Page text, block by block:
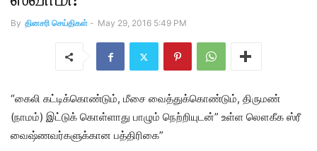
By தினசரி செய்திகள் - May 29, 2016 5:49 PM
“கைலி கட்டிக்கொண்டும், மீசை வைத்துக்கொண்டும், திருமண்
(நாமம்) இட்டுக் கொள்ளாது பாழும் நெற்றியுடன்” உள்ள லௌகீக ஸ்ரீ
வைஷ்ணவர்களுக்கான பத்திரிகை”